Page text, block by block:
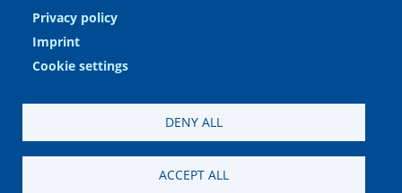
Privacy policy
Imprint
Cookie settings
DENY ALL
ACCEPT ALL
Impressum|Datenschutzerklärung|Datenschutzinformation Social